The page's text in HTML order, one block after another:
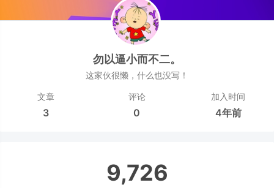
勿以逼小而不二。
这家伙很懒，什么也没写！
文章
3
评论
0
加入时间
4年前
9,726